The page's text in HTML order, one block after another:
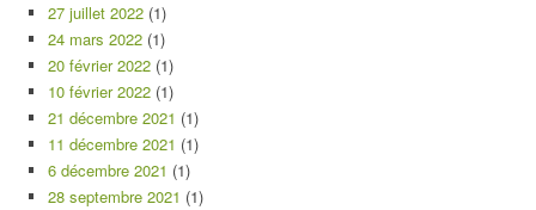
27 juillet 2022 (1)
24 mars 2022 (1)
20 février 2022 (1)
10 février 2022 (1)
21 décembre 2021 (1)
11 décembre 2021 (1)
6 décembre 2021 (1)
28 septembre 2021 (1)